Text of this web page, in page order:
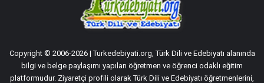
Copyright © 2006-2026 | Turkedebiyati.org, Türk Dili ve Edebiyatı alanında
bilgi ve belge paylaşımı yapılan öğretmen ve öğrenci odaklı eğitim
platformudur. Ziyaretçi profili olarak Türk Dili ve Edebiyatı öğretmenlerini,